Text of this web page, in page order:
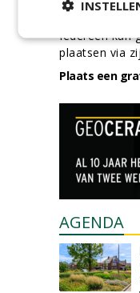
GREEN
Iedereen kan
plaatsen via
Plaats een
AGENDA